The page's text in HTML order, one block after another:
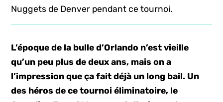
Nuggets de Denver pendant ce tournoi.
L’époque de la bulle d’Orlando n’est vieille
qu’un peu plus de deux ans, mais on a
l’impression que ça fait déjà un long bail. Un
des héros de ce tournoi éliminatoire, le